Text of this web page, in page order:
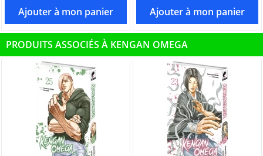
PRODUITS ASSOCIÉS À KENGAN OMEGA